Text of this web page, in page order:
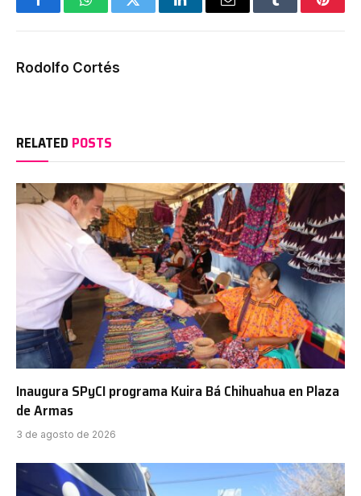
FacebookWhatsAppTwitter LinkedInEmail Tumblr
Rodolfo Cortés
RELATED POSTS
Inaugura SPyCI programa Kuira Bá Chihuahua en Plaza
de Armas
3 de agosto de 2026